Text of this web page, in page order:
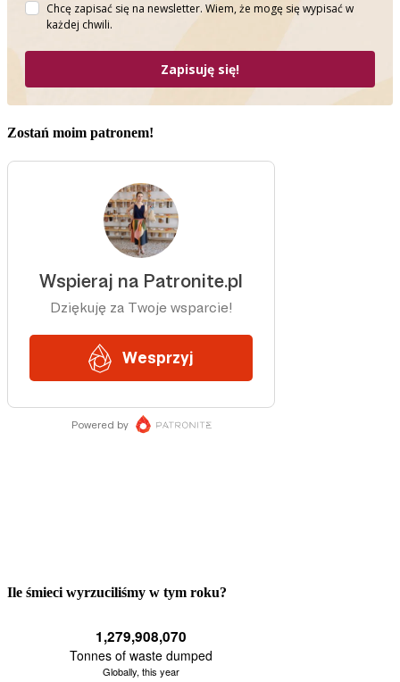
Chcę zapisać się na newsletter. Wiem, że mogę się wypisać w
każdej chwili.
Zapisuję się!
Zostań moim patronem!
Ile śmieci wyrzuciliśmy w tym roku?